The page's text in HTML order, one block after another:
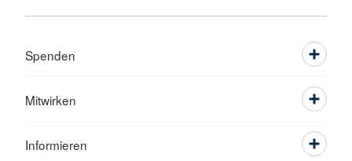
Spenden
Mitwirken
Informieren